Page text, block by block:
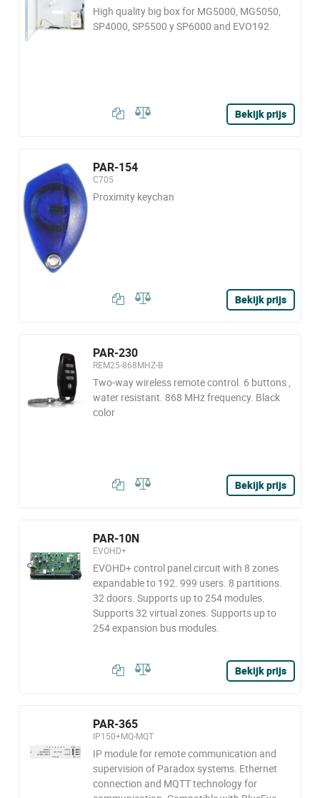
High quality big box for MG5000, MG5050,
SP4000, SP5500 y SP6000 and EVO192
Bekijk prijs
PAR-154
C705
Proximity keychan
Bekijk prijs
PAR-230
REM25-868MHZ-B
Two-way wireless remote control. 6 buttons ,
water resistant. 868 MHz frequency. Black
color
Bekijk prijs
PAR-10N
EVOHD+
EVOHD+ control panel circuit with 8 zones
expandable to 192. 999 users. 8 partitions.
32 doors. Supports up to 254 modules.
Supports 32 virtual zones. Supports up to
254 expansion bus modules.
Bekijk prijs
PAR-365
IP150+MQ-MQT
IP module for remote communication and
supervision of Paradox systems. Ethernet
connection and MQTT technology for